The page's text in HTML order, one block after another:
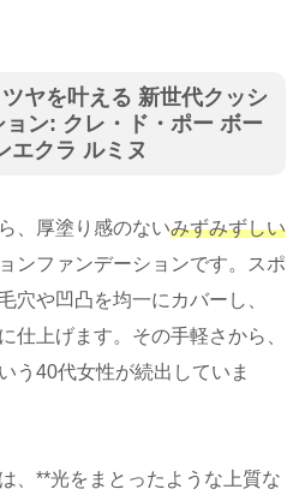
ヤを叶える 新世代クッシ
ョン: クレ・ド・ポー ボー
エクラ ルミヌ
、厚塗り感のないみずみずしい
ンファンデーションです。スポ
穴や凹凸を均一にカバーし、
仕上げます。その手軽さから、
う40代女性が続出していま
、**光をまとったような上質な